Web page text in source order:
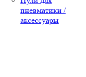
пневматики /
аксессуары